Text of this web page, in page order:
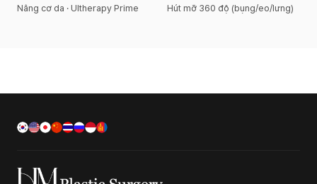
Nâng cơ da · Ultherapy Prime
Hút mỡ 360 độ (bụng/eo/lưng)